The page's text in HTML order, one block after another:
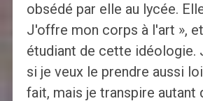
obsédé par elle au lycée.
J'offre mon corps à l'art »,
étudiant de cette idéologie.
si je veux le prendre aussi
fait, mais je transpire autant